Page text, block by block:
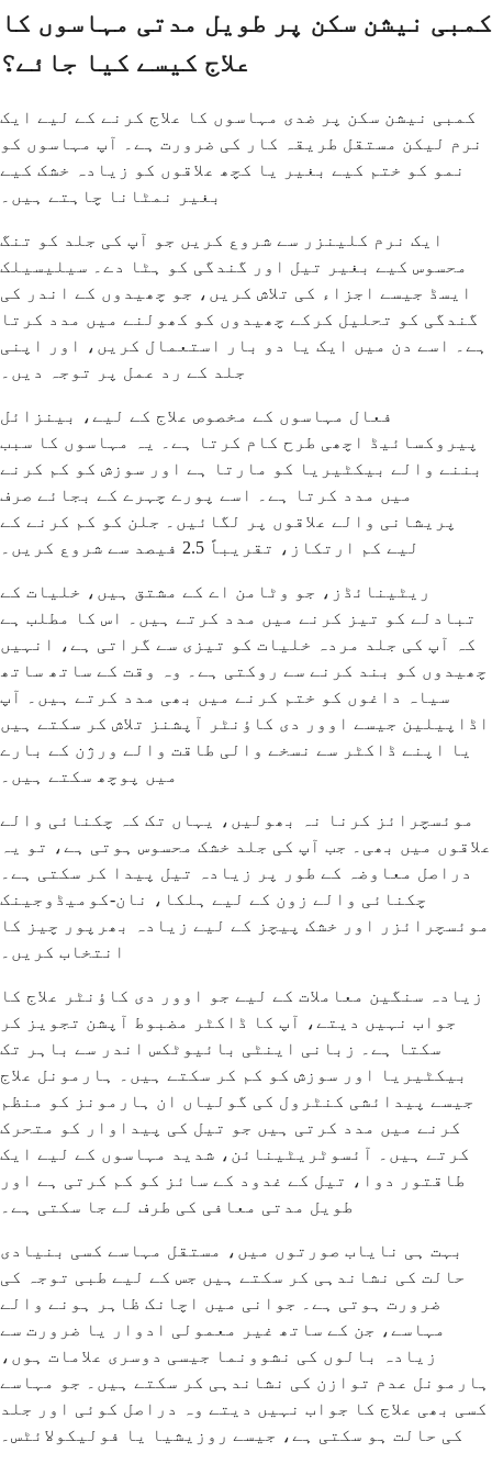
کمبی نیشن سکن پر طویل مدتی مہاسوں کا
علاج کیسے کیا جائے؟
کمبی نیشن سکن پر ضدی مہاسوں کا علاج کرنے کے لیے ایک
نرم لیکن مستقل طریقہ کار کی ضرورت ہے۔ آپ مہاسوں کو
نمو کو ختم کیے بغیر یا کچھ علاقوں کو زیادہ خشک کیے
بغیر نمٹانا چاہتے ہیں۔
ایک نرم کلینزر سے شروع کریں جو آپ کی جلد کو تنگ
محسوس کیے بغیر تیل اور گندگی کو ہٹا دے۔ سیلیسیلک
ایسڈ جیسے اجزاء کی تلاش کریں، جو چھیدوں کے اندر کی
گندگی کو تحلیل کرکے چھیدوں کو کھولنے میں مدد کرتا
ہے۔ اسے دن میں ایک یا دو بار استعمال کریں، اور اپنی
جلد کے رد عمل پر توجہ دیں۔
فعال مہاسوں کے مخصوص علاج کے لیے، بینزائل
پیروکسائیڈ اچھی طرح کام کرتا ہے۔ یہ مہاسوں کا سبب
بننے والے بیکٹیریا کو مارتا ہے اور سوزش کو کم کرنے
میں مدد کرتا ہے۔ اسے پورے چہرے کے بجائے صرف
پریشانی والے علاقوں پر لگائیں۔ جلن کو کم کرنے کے
لیے کم ارتکاز، تقریباً 2.5 فیصد سے شروع کریں۔
ریٹینائڈز، جو وٹامن اے کے مشتق ہیں، خلیات کے
تبادلے کو تیز کرنے میں مدد کرتے ہیں۔ اس کا مطلب ہے
کہ آپ کی جلد مردہ خلیات کو تیزی سے گراتی ہے، انہیں
چھیدوں کو بند کرنے سے روکتی ہے۔ وہ وقت کے ساتھ ساتھ
سیاہ داغوں کو ختم کرنے میں بھی مدد کرتے ہیں۔ آپ
اڈاپیلین جیسے اوور دی کاؤنٹر آپشنز تلاش کر سکتے ہیں
یا اپنے ڈاکٹر سے نسخے والی طاقت والے ورژن کے بارے
میں پوچھ سکتے ہیں۔
موئسچرائز کرنا نہ بھولیں، یہاں تک کہ چکنائی والے
علاقوں میں بھی۔ جب آپ کی جلد خشک محسوس ہوتی ہے، تو یہ
دراصل معاوضہ کے طور پر زیادہ تیل پیدا کر سکتی ہے۔
چکنائی والے زون کے لیے ہلکا، نان-کومیڈوجینک
موئسچرائزر اور خشک پیچز کے لیے زیادہ بھرپور چیز کا
انتخاب کریں۔
زیادہ سنگین معاملات کے لیے جو اوور دی کاؤنٹر علاج کا
جواب نہیں دیتے، آپ کا ڈاکٹر مضبوط آپشن تجویز کر
سکتا ہے۔ زبانی اینٹی بائیوٹکس اندر سے باہر تک
بیکٹیریا اور سوزش کو کم کر سکتے ہیں۔ ہارمونل علاج
جیسے پیدائشی کنٹرول کی گولیاں ان ہارمونز کو منظم
کرنے میں مدد کرتی ہیں جو تیل کی پیداوار کو متحرک
کرتے ہیں۔ آئسوٹریٹینائن، شدید مہاسوں کے لیے ایک
طاقتور دوا، تیل کے غدود کے سائز کو کم کرتی ہے اور
طویل مدتی معافی کی طرف لے جا سکتی ہے۔
بہت ہی نایاب صورتوں میں، مستقل مہاسے کسی بنیادی
حالت کی نشاندہی کر سکتے ہیں جس کے لیے طبی توجہ کی
ضرورت ہوتی ہے۔ جوانی میں اچانک ظاہر ہونے والے
مہاسے، جن کے ساتھ غیر معمولی ادوار یا ضرورت سے
زیادہ بالوں کی نشوونما جیسی دوسری علامات ہوں،
ہارمونل عدم توازن کی نشاندہی کر سکتے ہیں۔ جو مہاسے
کسی بھی علاج کا جواب نہیں دیتے وہ دراصل کوئی اور جلد
کی حالت ہو سکتی ہے، جیسے روزیشیا یا فولیکولائٹس۔